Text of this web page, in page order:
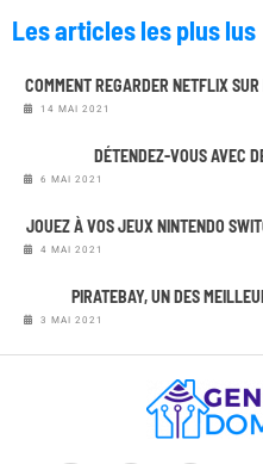
Les articles les plus lus
COMMENT REGARDER NETFLIX
14 MAI 2021
DÉTENDEZ-VOUS AVEC
6 MAI 2021
JOUEZ À VOS JEUX NINTENDO
4 MAI 2021
PIRATEBAY, UN DES
3 MAI 2021